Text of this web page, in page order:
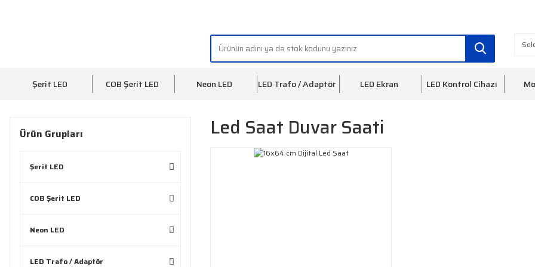
Şerit LED COB Şerit LED Neon LED LED Trafo / Adaptör LED Ekran LED Kontrol Cihazı
Ürün Grupları
Şerit LED
COB Şerit LED
Neon LED
LED Trafo / Adaptör
Led Saat Duvar Saati